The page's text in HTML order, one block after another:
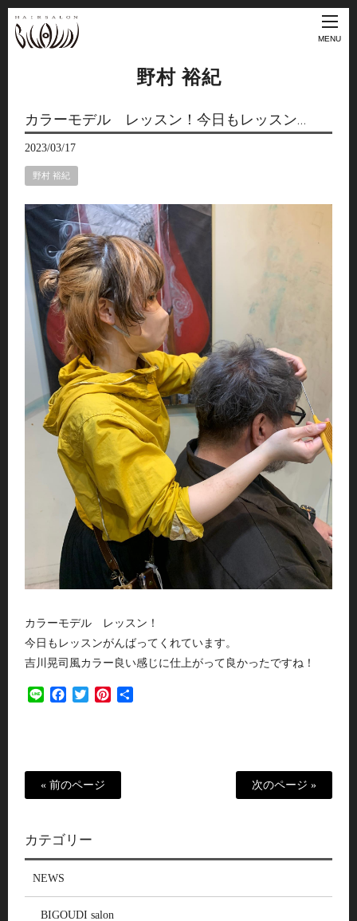
MENU
野村 裕紀
カラーモデル レッスン！今日もレッスン…
2023/03/17
野村 裕紀
カラーモデル レッスン！
今日もレッスンがんばってくれています。
吉川晃司風カラー良い感じに仕上がって良かったですね！
Line FacebookTwitterPinterest
« 前のページ 次のページ »
カテゴリー
NEWS
BIGOUDI salon